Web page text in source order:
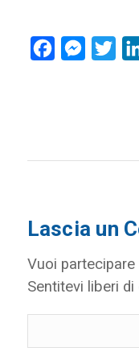
Facebook
Lascia un
Vuoi
Sentitevi liberi